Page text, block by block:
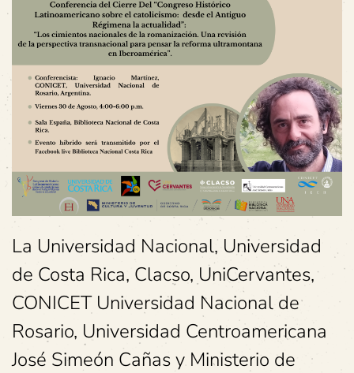
La Universidad Nacional, Universidad
de Costa Rica, Clacso, UniCervantes,
CONICET Universidad Nacional de
Rosario, Universidad Centroamericana
José Simeón Cañas y Ministerio de